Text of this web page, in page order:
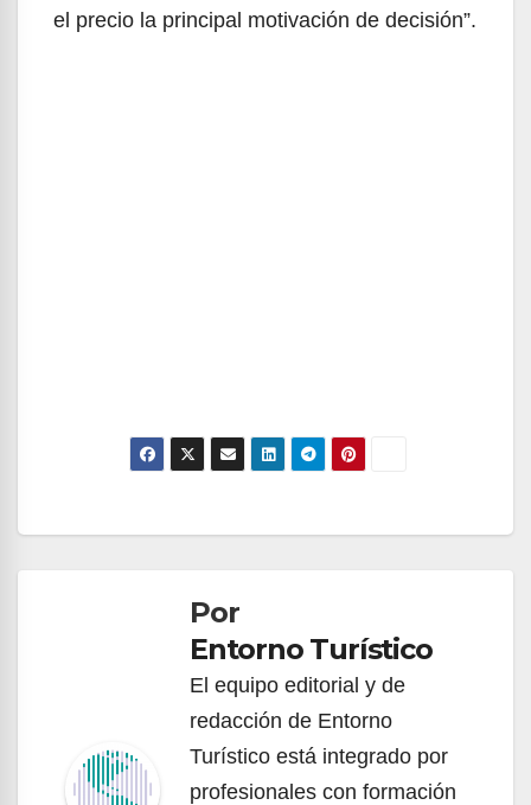
el precio la principal motivación de decisión”.
Navegación
entradasPor
Entorno Turístico
El equipo editorial y de
redacción de Entorno
Turístico está integrado por
profesionales con formación